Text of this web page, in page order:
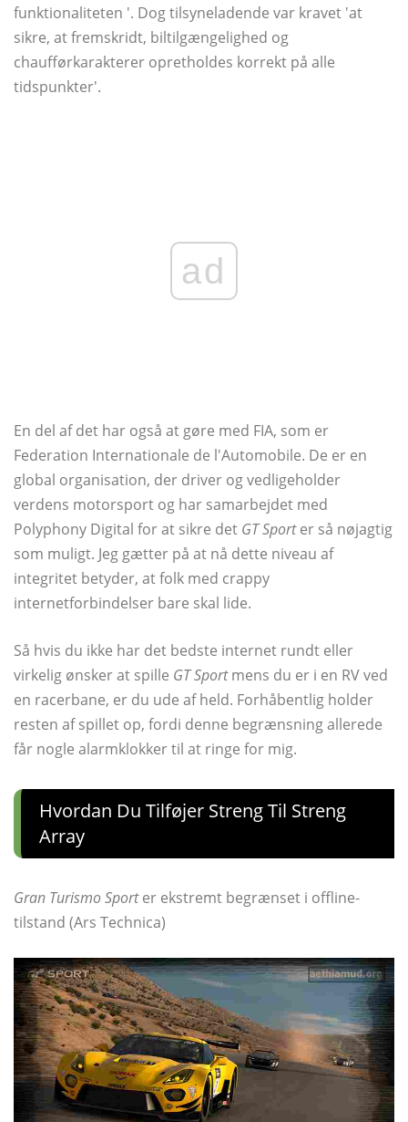
funktionaliteten '. Dog tilsyneladende var kravet 'at
sikre, at fremskridt, biltilgængelighed og
chaufførkarakterer opretholdes korrekt på alle
tidspunkter'.
ad
En del af det har også at gøre med FIA, som er
Federation Internationale de l'Automobile. De er en
global organisation, der driver og vedligeholder
verdens motorsport og har samarbejdet med
Polyphony Digital for at sikre det GT Sporter så nøjagtig
som muligt. Jeg gætter på at nå dette niveau af
integritet betyder, at folk med crappy
internetforbindelser bare skal lide.
Så hvis du ikke har det bedste internet rundt eller
virkelig ønsker at spille GT Sportmens du er i en RV ved
en racerbane, er du ude af held. Forhåbentlig holder
resten af ​​spillet op, fordi denne begrænsning allerede
får nogle alarmklokker til at ringe for mig.
Hvordan Du Tilføjer Streng Til Streng
Array
Gran Turismo Sporter ekstremt begrænset i offline-
tilstand (Ars Technica)